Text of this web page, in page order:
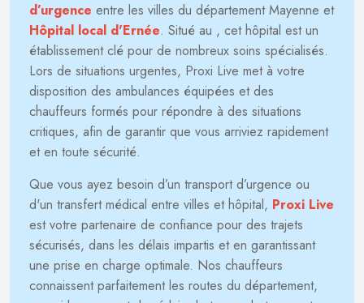
d’urgence entre les villes du département Mayenne et
Hôpital local d'Ernée. Situé au , cet hôpital est un
établissement clé pour de nombreux soins spécialisés.
Lors de situations urgentes, Proxi Live met à votre
disposition des ambulances équipées et des
chauffeurs formés pour répondre à des situations
critiques, afin de garantir que vous arriviez rapidement
et en toute sécurité.
Que vous ayez besoin d’un transport d’urgence ou
d'un transfert médical entre villes et hôpital, Proxi Live
est votre partenaire de confiance pour des trajets
sécurisés, dans les délais impartis et en garantissant
une prise en charge optimale. Nos chauffeurs
connaissent parfaitement les routes du département,